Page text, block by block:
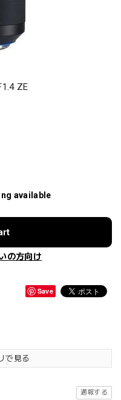
ZE
available
の方向け
Save
で見る
通報する